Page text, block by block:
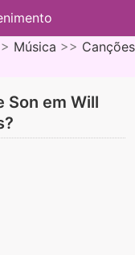
Música >> Canções
Son em Will